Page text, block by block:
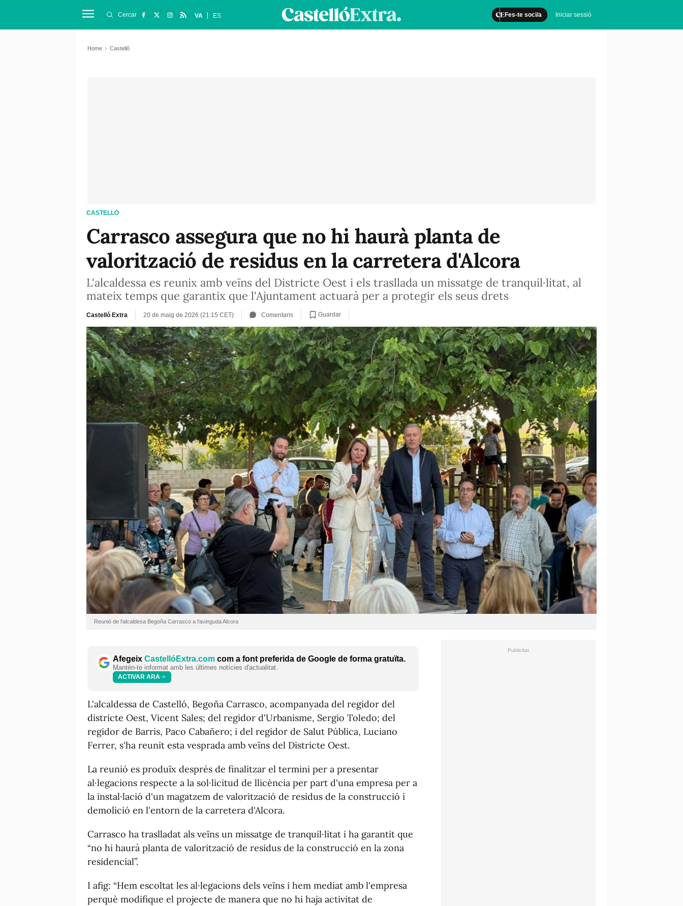
Fes-te soci/a Iniciar sessió
Cercar VA ES
Home Castelló
CASTELLÓ
Carrasco assegura que no hi haurà planta de
valorització de residus en la carretera d'Alcora
L'alcaldessa es reunix amb veïns del Districte Oest i els trasllada un missatge de tranquil·litat, al
mateix temps que garantix que l'Ajuntament actuarà per a protegir els seus drets
Castelló Extra 20 de maig de 2026 (21:15 CET) Comentaris Guardar
Reunió de l'alcaldesa Begoña Carrasco a l'avinguda Alcora
Afegeix CastellóExtra.com com a font preferida de Google de forma gratuïta.
Mantén-te informat amb les últimes notícies d'actualitat.
ACTIVAR ARA
L'alcaldessa de Castelló, Begoña Carrasco, acompanyada del regidor del
districte Oest, Vicent Sales; del regidor d'Urbanisme, Sergio Toledo; del
regidor de Barris, Paco Cabañero; i del regidor de Salut Pública, Luciano
Ferrer, s'ha reunit esta vesprada amb veïns del Districte Oest.
La reunió es produïx després de finalitzar el termini per a presentar
al·legacions respecte a la sol·licitud de llicència per part d'una empresa per a
la instal·lació d'un magatzem de valorització de residus de la construcció i
demolició en l'entorn de la carretera d'Alcora.
Carrasco ha traslladat als veïns un missatge de tranquil·litat i ha garantit que
“no hi haurà planta de valorització de residus de la construcció en la zona
residencial”.
I afig: “Hem escoltat les al·legacions dels veïns i hem mediat amb l'empresa
perquè modifique el projecte de manera que no hi haja activitat de